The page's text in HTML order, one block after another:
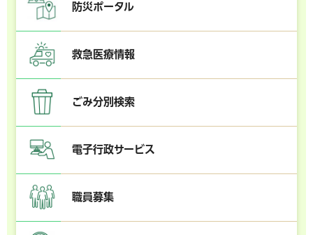
防災ポータル
救急医療情報
ごみ分別検索
電子行政サービス
職員募集